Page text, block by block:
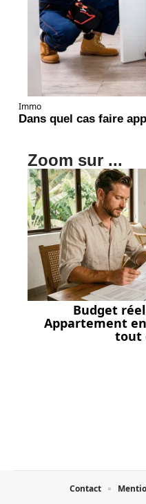
Immo
Dans quel cas faire
Zoom sur ...
Budget
Appartement
tout
Contact